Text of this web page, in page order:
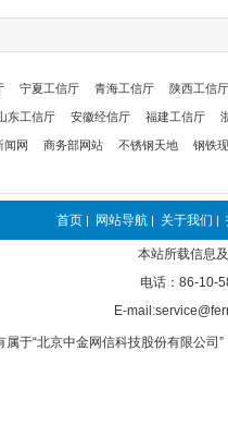
宁夏工信厅 青海工信厅 陕西工信厅
东工信厅 安徽经信厅 福建工信厅
闻网 商务部网站 不锈钢天地 钢铁
首页 | 网站导航 | 关于我们 |
本站所载信息
电话：86-10-
E-
属于“北京中金网信科技股份有限公司